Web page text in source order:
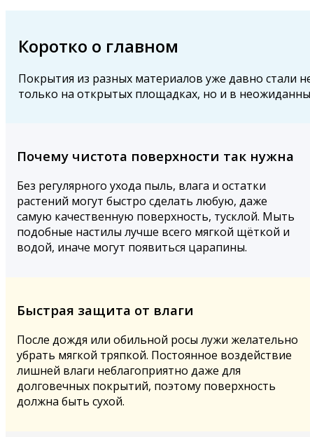
Коротко о главном
Покрытия из разных материалов уже давно стали
только на открытых площадках, но и в
Почему чистота поверхности так нужна
Без регулярного ухода пыль, влага и остатки
растений могут быстро сделать любую, даже
самую качественную поверхность, тусклой. Мыть
подобные настилы лучше всего мягкой щёткой и
водой, иначе могут появиться царапины.
Быстрая защита от влаги
После дождя или обильной росы лужи желательно
убрать мягкой тряпкой. Постоянное воздействие
лишней влаги неблагоприятно даже для
долговечных покрытий, поэтому поверхность
должна быть сухой.